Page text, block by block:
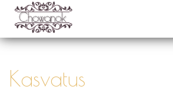
Kasvatus